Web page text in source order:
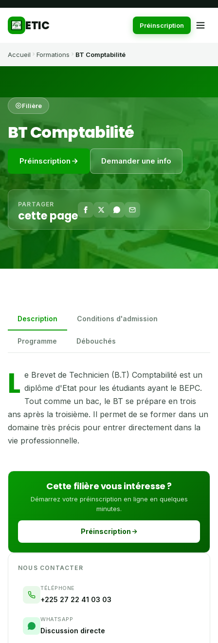
ETIC Préinscription
Accueil Formations BT Comptabilité
Filière
BT Comptabilité
Préinscription Demander une info
PARTAGER
cette page
Description Conditions d'admission
Programme Débouchés
L e Brevet de Technicien (B.T) Comptabilité est un
diplôme d'Etat pour les étudiants ayant le BEPC.
Tout comme un bac, le BT se prépare en trois
ans après la troisième. Il permet de se former dans un
domaine très précis pour entrer directement dans la
vie professionnelle.
Cette filière vous intéresse ?
Démarrez votre préinscription en ligne en quelques
minutes.
Préinscription
NOUS CONTACTER
TÉLÉPHONE
+225 27 22 41 03 03
WHATSAPP
Discussion directe